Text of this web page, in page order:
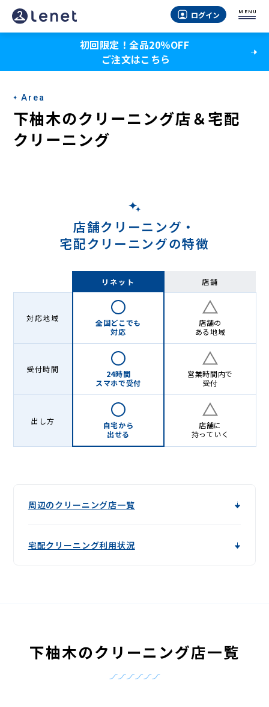
下
柚
の
宅
配
ク
Lenet〈リ
ログイン MENU
初回限定！全品20％OFF
ご注文はこちら
Area
下柚木のクリーニング店＆宅配
クリーニング
店舗クリーニング・
宅配クリーニングの特徴
リネット 店舗
対応地域
全国どこでも
対応
店舗の
ある地域
受付時間
24時間
スマホで受付
営業時間内で
受付
出し方
自宅から
出せる
店舗に
持っていく
周辺のクリーニング店一覧
宅配クリーニング利用状況
下柚木のクリーニング店一覧